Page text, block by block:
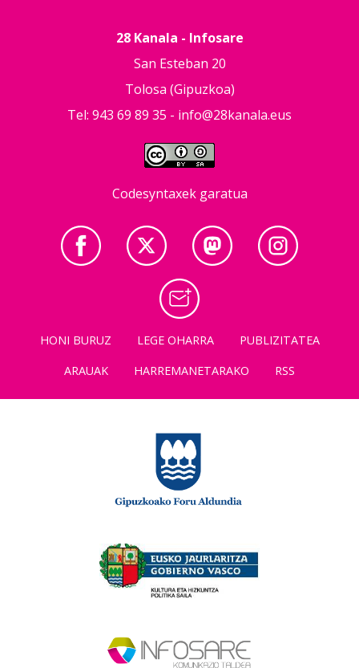
28 Kanala - Infosare
San Esteban 20
Tolosa (Gipuzkoa)
Tel: 943 69 89 35 - info@28kanala.eus
Codesyntaxek garatua
HONI BURUZ LEGE OHARRA
PUBLIZITATEA
ARAUAK
HARREMANETARAKO RSS